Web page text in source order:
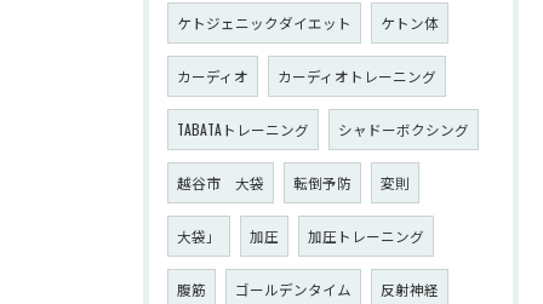
ケトジェニックダイエット ケトン体
カーディオ カーディオトレーニング
TABATAトレーニング シャドーボクシング
越谷市 大袋 転倒予防 変則
大袋」 加圧 加圧トレーニング
腹筋 ゴールデンタイム 反射神経